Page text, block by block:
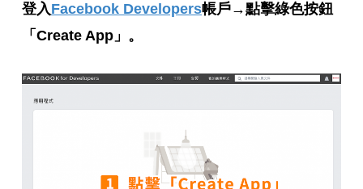
登入Facebook Developers帳戶→點擊綠色按鈕
「Create App」。